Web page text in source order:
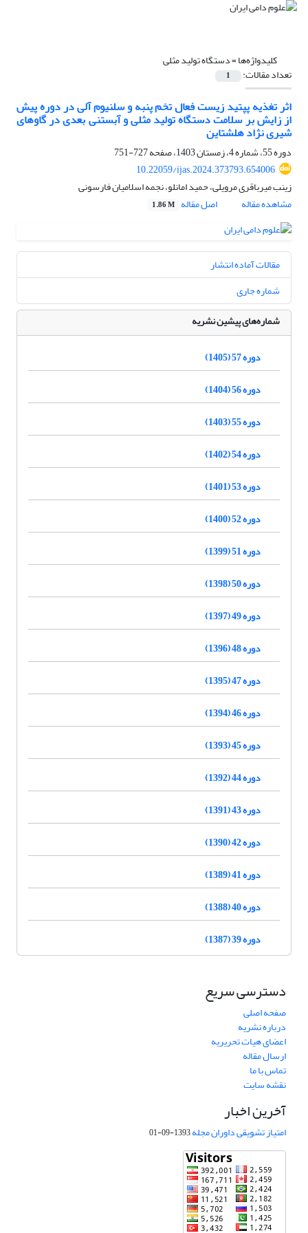
کلیدواژه‌ها =دستگاه تولید مثلی
تعداد مقالات: 1
اثر تغذیه پپتید زیست فعال تخم پنبه و سلنیوم آلی در دوره پیش
از زایش بر سلامت دستگاه تولید مثلی و آبستنی بعدی در گاوهای
شیری نژاد هلشتاین
دوره 55، شماره 4، زمستان 1403، صفحه
727-751
10.22059/ijas.2024.373793.654006
زینب میرباقری مرویلی، حمید امانلو، نجمه اسلامیان فارسونی
مشاهده مقاله
اصل مقاله 1.86 M
مقالات آماده انتشار
شماره جاری
شماره‌های پیشین نشریه
دوره 57 (1405)
دوره 56 (1404)
دوره 55 (1403)
دوره 54 (1402)
دوره 53 (1401)
دوره 52 (1400)
دوره 51 (1399)
دوره 50 (1398)
دوره 49 (1397)
دوره 48 (1396)
دوره 47 (1395)
دوره 46 (1394)
دوره 45 (1393)
دوره 44 (1392)
دوره 43 (1391)
دوره 42 (1390)
دوره 41 (1389)
دوره 40 (1388)
دوره 39 (1387)
دسترسی سریع
صفحه اصلی
درباره نشریه
اعضای هیات تحریریه
ارسال مقاله
تماس با ما
نقشه سایت
آخرین اخبار
امتیاز تشویقی داوران مجله1393-09-01